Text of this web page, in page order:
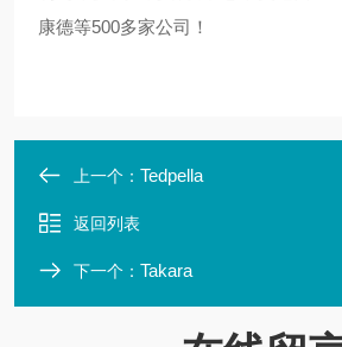
康德等500多家公司！
上一个： Tedpella
返回列表
下一个： Takara